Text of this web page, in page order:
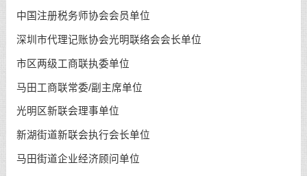
中国注册税务师协会会员单位
深圳市代理记账协会光明联络会会长单位
市区两级工商联执委单位
马田工商联常委/副主席单位
光明区新联会理事单位
新湖街道新联会执行会长单位
马田街道企业经济顾问单位